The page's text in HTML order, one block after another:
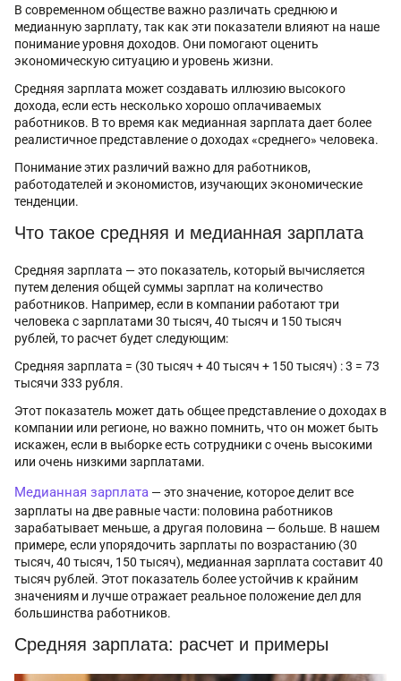
В современном обществе важно различать среднюю и
медианную зарплату, так как эти показатели влияют на наше
понимание уровня доходов. Они помогают оценить
экономическую ситуацию и уровень жизни.
Средняя зарплата может создавать иллюзию высокого
дохода, если есть несколько хорошо оплачиваемых
работников. В то время как медианная зарплата дает более
реалистичное представление о доходах «среднего» человека.
Понимание этих различий важно для работников,
работодателей и экономистов, изучающих экономические
тенденции.
Что такое средняя и медианная зарплата
Средняя зарплата — это показатель, который вычисляется
путем деления общей суммы зарплат на количество
работников. Например, если в компании работают три
человека с зарплатами 30 тысяч, 40 тысяч и 150 тысяч
рублей, то расчет будет следующим:
Средняя зарплата = (30 тысяч + 40 тысяч + 150 тысяч) : 3 = 73
тысячи 333 рубля.
Этот показатель может дать общее представление о доходах в
компании или регионе, но важно помнить, что он может быть
искажен, если в выборке есть сотрудники с очень высокими
или очень низкими зарплатами.
Медианная зарплата — это значение, которое делит все
зарплаты на две равные части: половина работников
зарабатывает меньше, а другая половина — больше. В нашем
примере, если упорядочить зарплаты по возрастанию (30
тысяч, 40 тысяч, 150 тысяч), медианная зарплата составит 40
тысяч рублей. Этот показатель более устойчив к крайним
значениям и лучше отражает реальное положение дел для
большинства работников.
Средняя зарплата: расчет и примеры